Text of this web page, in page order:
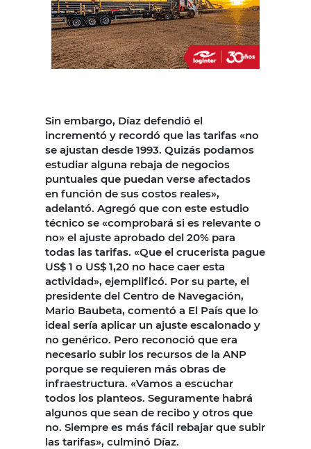
Sin embargo, Díaz defendió el
incrementó y recordó que las tarifas «no
se ajustan desde 1993. Quizás podamos
estudiar alguna rebaja de negocios
puntuales que puedan verse afectados
en función de sus costos reales»,
adelantó. Agregó que con este estudio
técnico se «comprobará si es relevante o
no» el ajuste aprobado del 20% para
todas las tarifas. «Que el crucerista pague
US$ 1 o US$ 1,20 no hace caer esta
actividad», ejemplificó. Por su parte, el
presidente del Centro de Navegación,
Mario Baubeta, comentó a El País que lo
ideal sería aplicar un ajuste escalonado y
no genérico. Pero reconoció que era
necesario subir los recursos de la ANP
porque se requieren más obras de
infraestructura. «Vamos a escuchar
todos los planteos. Seguramente habrá
algunos que sean de recibo y otros que
no. Siempre es más fácil rebajar que subir
las tarifas», culminó Díaz.